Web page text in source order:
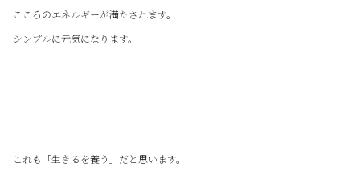
こころのエネルギーが満たされます。
シンプルに元気になります。
これも「生きるを養う」だと思います。